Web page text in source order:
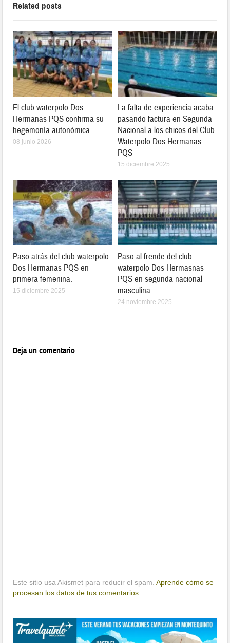
Related posts
El club waterpolo Dos
Hermanas PQS confirma su
hegemonía autonómica
08 junio 2026
La falta de experiencia acaba
pasando factura en Segunda
Nacional a los chicos del Club
Waterpolo Dos Hermanas
PQS
15 diciembre 2025
Paso atrás del club waterpolo
Dos Hermanas PQS en
primera femenina.
15 diciembre 2025
Paso al frende del club
waterpolo Dos Hermasnas
PQS en segunda nacional
masculina
24 noviembre 2025
Deja un comentario
Este sitio usa Akismet para reducir el spam.Aprende cómo se
procesan los datos de tus comentarios.